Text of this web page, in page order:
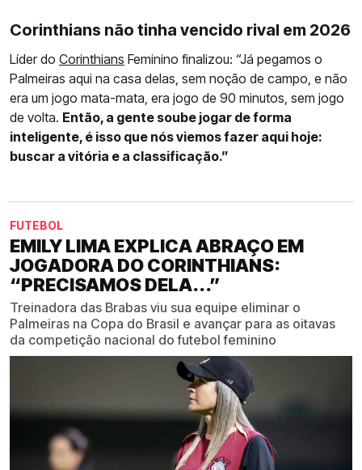
Corinthians não tinha vencido rival em 2026
Líder do Corinthians Feminino finalizou: “Já pegamos o
Palmeiras aqui na casa delas, sem noção de campo, e não
era um jogo mata-mata, era jogo de 90 minutos, sem jogo
de volta. Então, a gente soube jogar de forma
inteligente, é isso que nós viemos fazer aqui hoje:
buscar a vitória e a classificação.”
FUTEBOL
EMILY LIMA EXPLICA ABRAÇO EM
JOGADORA DO CORINTHIANS:
“PRECISAMOS DELA...”
Treinadora das Brabas viu sua equipe eliminar o
Palmeiras na Copa do Brasil e avançar para as oitavas
da competição nacional do futebol feminino